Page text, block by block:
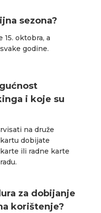
sezona?
oktobra, a
godine.
i koje su
na druže
dobijate
ili radne karte
za dobijanje
korištenje?